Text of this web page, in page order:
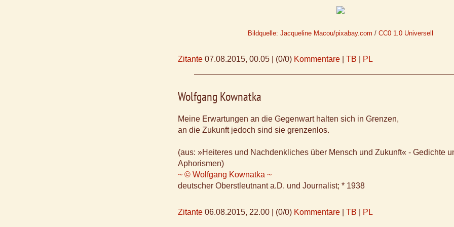
Bildquelle: Jacqueline Macou/pixabay.com / CC0 1.0 Universell
Zitante 07.08.2015, 00.05 (0/0) Kommentare TB PL
Wolfgang Kownatka
Meine Erwartungen an die Gegenwart halten sich in Grenzen,
an die Zukunft jedoch sind sie grenzenlos.
(aus: »Heiteres und Nachdenkliches über Mensch und Zukunft« - Gedichte
Aphorismen)
~ © Wolfgang Kownatka ~
deutscher Oberstleutnant a.D. und Journalist; * 1938
Zitante 06.08.2015, 22.00 (0/0) Kommentare TB PL